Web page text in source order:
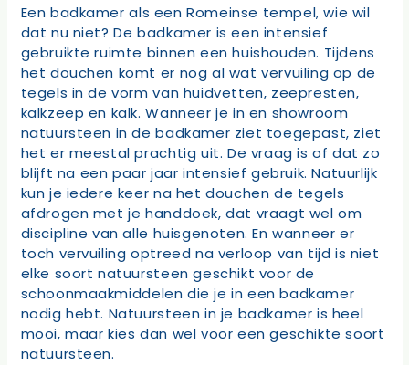
Een badkamer als een Romeinse tempel, wie wil
dat nu niet? De badkamer is een intensief
gebruikte ruimte binnen een huishouden. Tijdens
het douchen komt er nog al wat vervuiling op de
tegels in de vorm van huidvetten, zeepresten,
kalkzeep en kalk. Wanneer je in en showroom
natuursteen in de badkamer ziet toegepast, ziet
het er meestal prachtig uit. De vraag is of dat zo
blijft na een paar jaar intensief gebruik. Natuurlijk
kun je iedere keer na het douchen de tegels
afdrogen met je handdoek, dat vraagt wel om
discipline van alle huisgenoten. En wanneer er
toch vervuiling optreed na verloop van tijd is niet
elke soort natuursteen geschikt voor de
schoonmaakmiddelen die je in een badkamer
nodig hebt. Natuursteen in je badkamer is heel
mooi, maar kies dan wel voor een geschikte soort
natuursteen.